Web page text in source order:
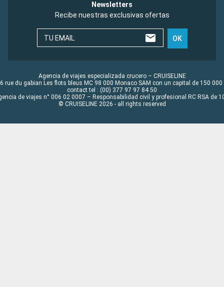
Newsletters
Recibe nuestras exclusivas ofertas
TU EMAIL OK
Agencia de viajes especializada crucero – CRUISELINE
rue du gabian Les flots bleus MC 98 000 Monaco SAM con un capital de 150 000
contact tel : (00) 377 97 97 84 50
de viajes n° 006 02 0007 – Responsabilidad civil y profesional RC RSA de
© CRUISELINE 2026 - all rights reserved